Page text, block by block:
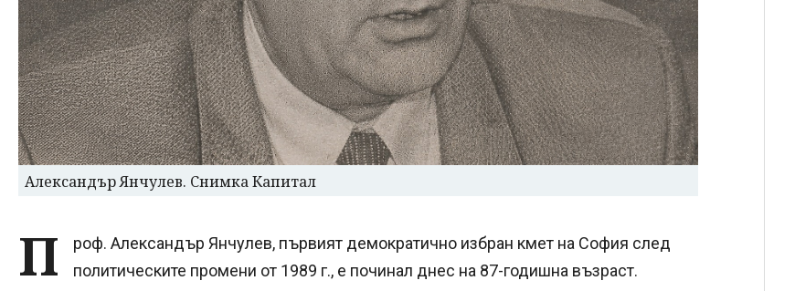
Александър Янчулев. Снимка Капитал
П
роф. Александър Янчулев, първият демократично избран кмет на София след
политическите промени от 1989 г., е починал днес на 87-годишна възраст.